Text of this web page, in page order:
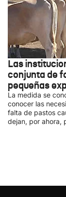
Las
conjunta de
pequeñas
La medida se
conocer las
falta de pastos
dejan, por ahora,